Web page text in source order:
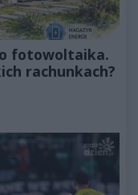
fotowoltaika.
rachunkach?